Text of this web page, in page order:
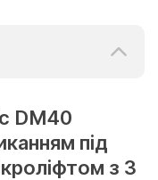
DM40
під
з 3